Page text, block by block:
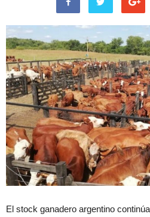
El stock ganadero argentino